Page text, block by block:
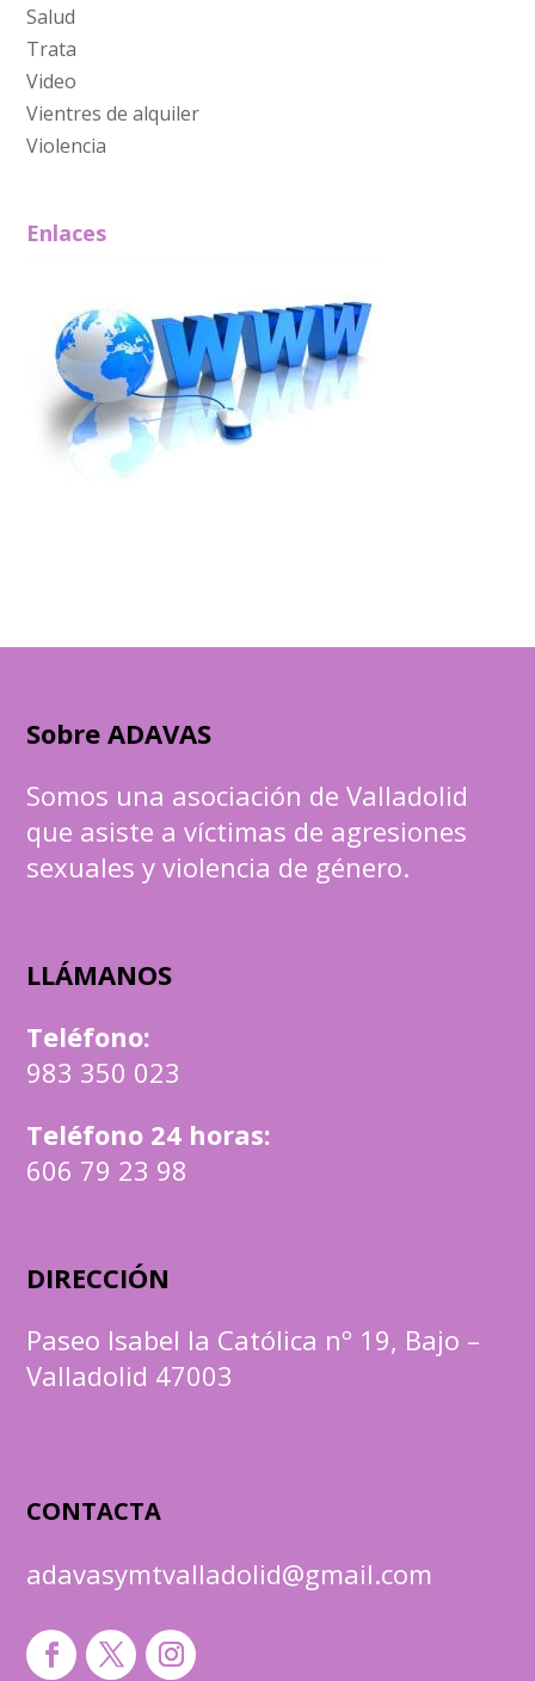
Salud
Trata
Video
Vientres de alquiler
Violencia
Enlaces
Sobre ADAVAS
Somos una asociación de Valladolid
que asiste a víctimas de agresiones
sexuales y violencia de género.
LLÁMANOS
Teléfono:
983 350 023
Teléfono 24 horas:
606 79 23 98
DIRECCIÓN
Paseo Isabel la Católica nº 19, Bajo –
Valladolid 47003
CONTACTA
adavasymtvalladolid@gmail.com